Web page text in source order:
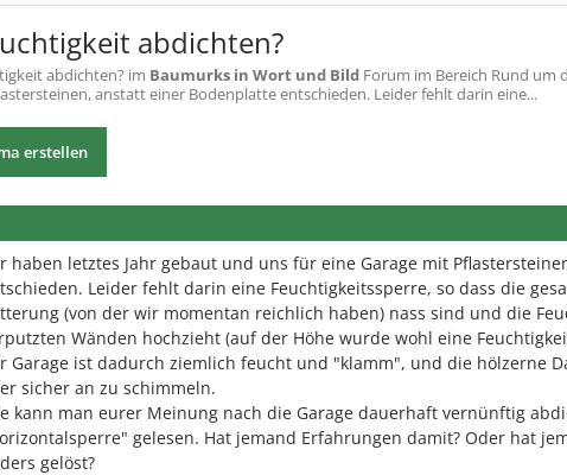
abdichten?
abdichten? im Baumurks in Wort und Bild Forum im Bereich Rund um
anstatt einer Bodenplatte entschieden. Leider fehlt darin eine...
erstellen
haben letztes Jahr gebaut und uns für eine Garage mit
Leider fehlt darin eine Feuchtigkeitssperre, so dass die
(von der wir momentan reichlich haben) nass sind und die
Wänden hochzieht (auf der Höhe wurde wohl eine
Garage ist dadurch ziemlich feucht und "klamm", und die hölzerne
sicher an zu schimmeln.
kann man eurer Meinung nach die Garage dauerhaft vernünftig
gelesen. Hat jemand Erfahrungen damit? Oder hat
gelöst?